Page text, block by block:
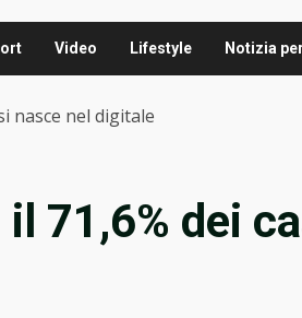
Video Lifestyle Notizia
nasce nel digitale
71,6% dei